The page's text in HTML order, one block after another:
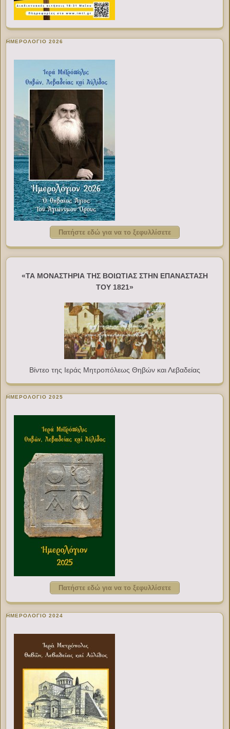
ΗΜΕΡΟΛΟΓΙΟ 2026
Πατήστε εδώ για να το ξεφυλλίσετε
«ΤΑ ΜΟΝΑΣΤΗΡΙΑ ΤΗΣ ΒΟΙΩΤΙΑΣ ΣΤΗΝ ΕΠΑΝΑΣΤΑΣΗ
ΤΟΥ 1821»
Βίντεο της Ιεράς Μητροπόλεως Θηβών και Λεβαδείας
ΗΜΕΡΟΛΟΓΙΟ 2025
Πατήστε εδώ για να το ξεφυλλίσετε
ΗΜΕΡΟΛΟΓΙΟ 2024